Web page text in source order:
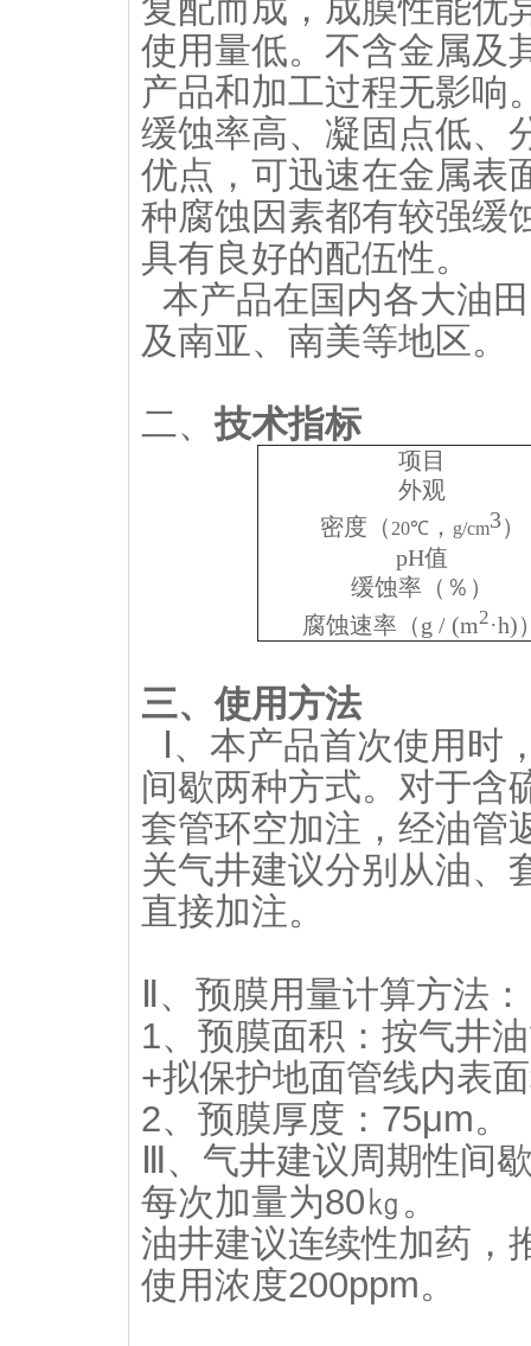
复配而成，成膜性能优
使用量低。 不含金属及
产品和加工过程无影响
缓蚀率高、凝固点低、
优点，可迅速在金属表
种腐蚀因素都有较强缓
具有良好的配伍性。
本产品在国内各大油
及南亚、南美等地区。
二、技术指标
项目
外观
密度（ 20℃， g/cm3）
pH值
缓蚀率（％）
腐蚀速率（g / (m2·h)
三、使用方法
Ⅰ、本产品首次使用时
间歇两种方式。对于含
套管环空加注，经油管
关气井建议分别从油、
直接加注。
Ⅱ、预膜用量计算方法：
1、预膜面积：按气井
+拟保护地面管线内表
2、预膜厚度：75μm。
Ⅲ、气井建议周期性间
每次加量为80㎏。
油井建议连续性加药，
使用浓度200ppm。